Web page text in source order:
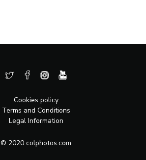
Cookies policy
Terms and Conditions
Legal Information
© 2020 colphotos.com